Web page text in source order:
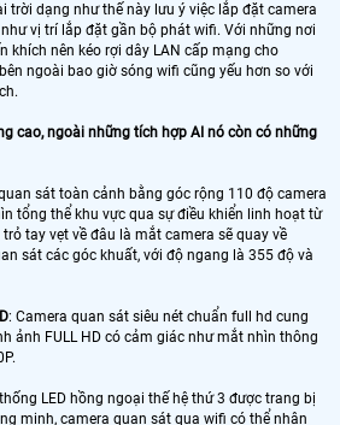
trời dạng như thế này lưu ý việc lắp đặt camera
vị trí lắp đặt gần bộ phát wifi. Với những nơi
khích nên kéo rợi dây LAN cấp mạng cho
ngoài bao giờ sóng wifi cũng yếu hơn so với
cao, ngoài những tích hợp AI nó còn có những
sát toàn cảnh bằng góc rộng 110 độ camera
tổng thể khu vực qua sự điều khiển linh hoạt từ
tay vẹt về đâu là mắt camera sẽ quay về
sát các góc khuất, với độ ngang là 355 độ và
: Camera quan sát siêu nét chuẩn full hd cung
ảnh FULL HD có cảm giác như mắt nhìn thông
LED hồng ngoại thế hệ thứ 3 được trang bị
minh, camera quan sát qua wifi có thể nhận